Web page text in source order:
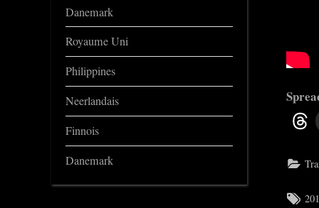
Danemark
Royaume Uni
Philippines
Neerlandais
Finnois
Danemark